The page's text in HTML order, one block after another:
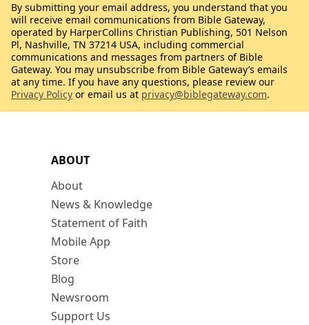
ABOUT
About
News & Knowledge
Statement of Faith
Mobile App
Store
Blog
Newsroom
Support Us
By submitting your email address, you understand that you
will receive email communications from Bible Gateway,
operated by HarperCollins Christian Publishing, 501 Nelson
Pl, Nashville, TN 37214 USA, including commercial
communications and messages from partners of Bible
Gateway. You may unsubscribe from Bible Gateway’s emails
at any time. If you have any questions, please review our
Privacy Policy or email us at privacy@biblegateway.com.